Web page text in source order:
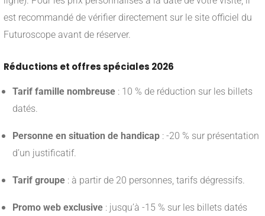
est recommandé de vérifier directement sur le site officiel du
Futuroscope avant de réserver.
Réductions et offres spéciales 2026
Tarif famille nombreuse : 10 % de réduction sur les billets
datés.
Personne en situation de handicap : -20 % sur présentation
d’un justificatif.
Tarif groupe : à partir de 20 personnes, tarifs dégressifs.
Promo web exclusive : jusqu’à -15 % sur les billets datés